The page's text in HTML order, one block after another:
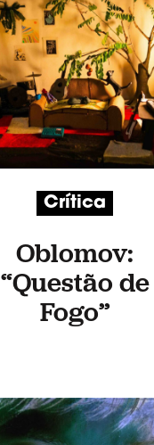
Crítica
Oblomov:
“Questão de
Fogo”